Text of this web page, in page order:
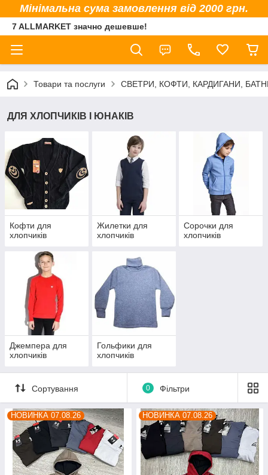
Мінімальна сума замовлення від 2000 грн.
7 ALLMARKET значно дешевше!
Товари та послуги СВЕТРИ, КОФТИ, КАРДИГАНИ,
ДЛЯ ХЛОПЧИКІВ І ЮНАКІВ
Кофти для
хлопчиків
Жилетки для
хлопчиків
Сорочки для
хлопчиків
Джемпера для
хлопчиків
Гольфики для
хлопчиків
Сортування 0 Фільтри
НОВИНКА 07.08.26 НОВИНКА 07.08.26